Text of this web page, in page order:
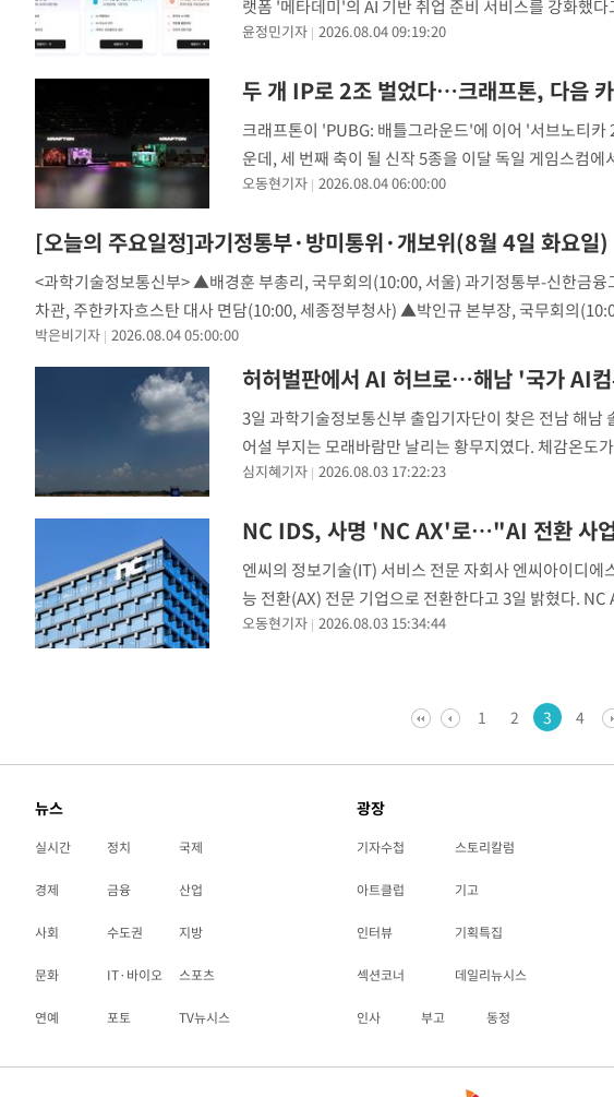
랫폼 '메타데미'의 AI 기반 취업 준비 서비스를 강화했
자기소개서와 이력서 점검까지 취업 준비 전반을 단계
윤정민기자 2026.08.04 09:19:20
두 개 IP로 2조 벌었다…크래프톤, 다음
크래프톤이 'PUBG: 배틀그라운드'에 이어 '서브노티
운데, 세 번째 축이 될 신작 5종을 이달 독일 게임스컴
'게임스컴 2026'에서 부스를 마련하고 신작 5종을 시연
오동현기자 2026.08.04 06:00:00
[오늘의 주요일정]과기정통부·방미통위·개보위(8월 4일 화요일)
<과학기술정보통신부> ▲배경훈 부총리, 국무회의(10:00, 서울) 과기정통부-신한금
차관, 주한카자흐스탄 대사 면담(10:00, 세종정부청사) ▲박인규 본부장, 국무회의
(10:
박은비기자 2026.08.04 05:00:00
허허벌판에서 AI 허브로…해남 '국가 AI
3일 과학기술정보통신부 출입기자단이 찾은 전남 해
어설 부지는 모래바람만 날리는 황무지였다. 체감온도
도였다. 지금은 건물 한 채 없는 황량한 곳이지만 2028
심지혜기자 2026.08.03 17:22:23
NC IDS, 사명 'NC AX'로…"AI 전환 사
엔씨의 정보기술(IT) 서비스 전문 자회사 엔씨아이디
능 전환(AX) 전문 기업으로 전환한다고 3일 밝혔다.
적용하고 사업화하는 'AX 중심 기업'을 지향해 왔다. 이
오동현기자 2026.08.03 15:34:44
1 2 3 4
뉴스
실시간 정치 국제
경제 금융 산업
사회 수도권 지방
문화 IT·바이오 스포츠
연예 포토 TV뉴시스
광장
기자수첩 스토리칼럼
아트클럽 기고
인터뷰 기획특집
섹션코너 데일리뉴시스
인사 부고 동정